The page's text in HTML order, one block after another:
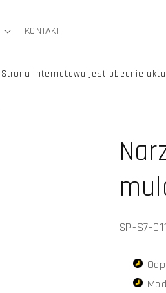
KONTAKT
Strona internetowa jest obecnie
SKU:
SP-S7-